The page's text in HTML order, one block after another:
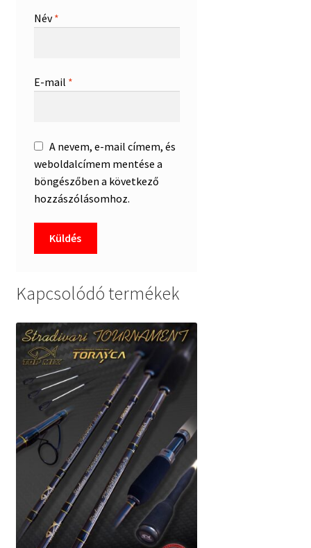
Név*
E-mail *
A nevem, e-mail címem, és
weboldalcímem mentése a
böngészőben a következő
hozzászólásomhoz.
Kapcsolódó termékek